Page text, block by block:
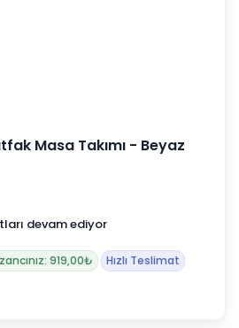
Masa Takımı - Beyaz
devam ediyor
919,00₺ Hızlı Teslimat